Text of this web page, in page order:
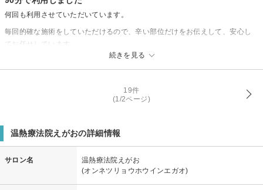
ストレッチ忘れずに♪
お大事になさってくださいね(⁠◍⁠•⁠ᴗ⁠•⁠◍⁠)
続きを見る
何回も利用させていただいています。
毎回的確な施術をしていただけるので、辛い部位だけをお伝えして、安心し
てお任せしています。
前日までの出張などもあり、疲労感は抜けませんでしたが、腰・肩・首の辛
疲労感もとれる様に
19件
(1/2ページ)
温熱療法院えがおの詳細情報
サロン名
温熱療法院えがお
(オンネツリョウホウインエガオ)